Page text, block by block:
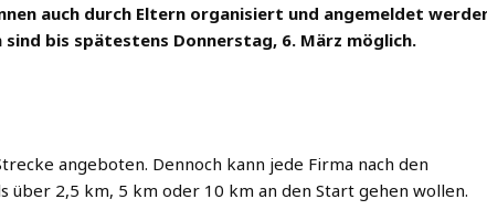
auch durch Eltern organisiert und angemeldet
bis spätestens Donnerstag, 6. März möglich.
angeboten. Dennoch kann jede Firma nach den
2,5 km, 5 km oder 10 km an den Start gehen wollen.